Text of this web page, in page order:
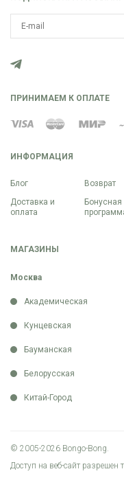
ИНФОРМАЦИЯ
Блог
Доставка и
оплата
Возврат
Бонусная
МАГАЗИНЫ
Москва
Академическая
Кунцевская
Бауманская
Белорусская
Китай-Город
ПРИНИМАЕМ К ОПЛАТЕ
© 2005-2026 Bongo-Bong.
Доступ на веб-сайт разрешен